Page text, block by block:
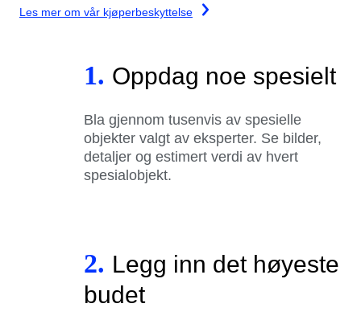
Les mer om vår kjøperbeskyttelse
1. Oppdag noe spesielt
Bla gjennom tusenvis av spesielle
objekter valgt av eksperter. Se bilder,
detaljer og estimert verdi av hvert
spesialobjekt.
2. Legg inn det høyeste
budet